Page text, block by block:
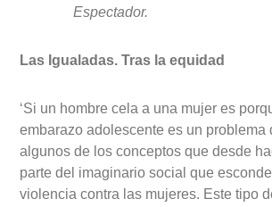
Espectador.
Las Igualadas. Tras la equidad
‘Si un hombre cela a una mujer es
embarazo adolescente es un problema
algunos de los conceptos que desde
parte del imaginario social que
violencia contra las mujeres. Este tipo